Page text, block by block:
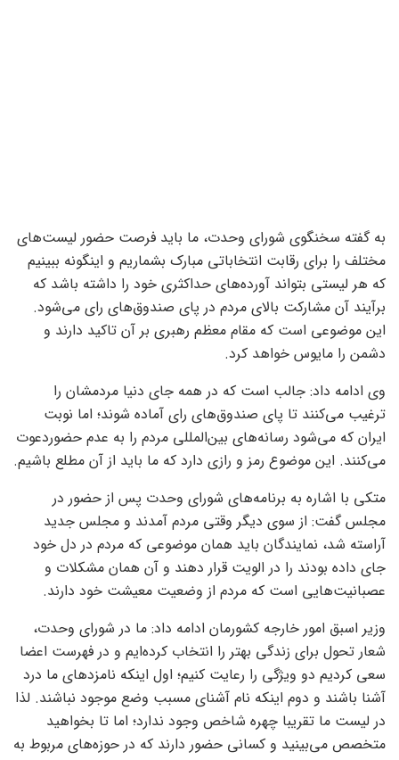
به گفته سخنگوی شورای وحدت، ما باید فرصت حضور لیست‌های
مختلف را برای رقابت انتخاباتی مبارک بشماریم و اینگونه ببینیم
که هر لیستی بتواند آورده‌های حداکثری خود را داشته باشد که
برآیند آن مشارکت بالای مردم در پای صندوق‌های رای می‌شود.
این موضوعی است که مقام معظم رهبری بر آن تاکید دارند و
دشمن را مایوس خواهد کرد.
وی ادامه داد: جالب است که در همه جای دنیا مردمشان را
ترغیب می‌کنند تا پای صندوق‌های رای آماده شوند؛ اما نوبت
ایران که می‌شود رسانه‌های بین‌المللی مردم را به عدم حضوردعوت
می‌کنند. این موضوع رمز و رازی دارد که ما باید از آن مطلع باشیم.
متکی با اشاره به برنامه‌های شورای وحدت پس از حضور در
مجلس گفت: از سوی دیگر وقتی مردم آمدند و مجلس جدید
آراسته شد، نمایندگان باید همان موضوعی که مردم در دل خود
جای داده بودند را در الویت قرار دهند و آن همان مشکلات و
عصبانیت‌هایی است که مردم از وضعیت معیشت خود دارند.
وزیر اسبق امور خارجه کشورمان ادامه داد: ما در شورای وحدت،
شعار تحول برای زندگی بهتر را انتخاب کرده‌ایم و در فهرست اعضا
سعی کردیم دو ویژگی را رعایت کنیم؛ اول اینکه نامزدهای ما درد
آشنا باشند و دوم اینکه نام آشنای مسبب وضع موجود نباشند. لذا
در لیست ما تقریبا چهره شاخص وجود ندارد؛ اما تا بخواهید
متخصص می‌بینید و کسانی حضور دارند که در حوزه‌های مربوط به